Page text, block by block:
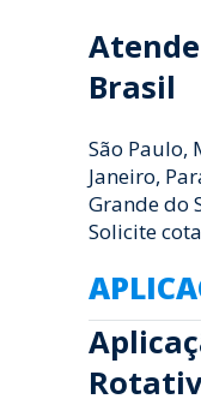
Brasil
São Paulo,
Janeiro,
Grande do
Solicite